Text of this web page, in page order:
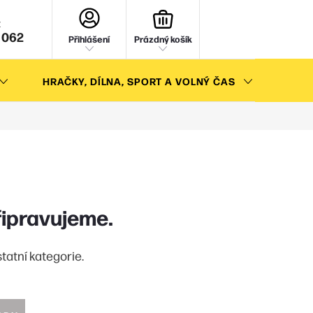
Přihlášení Prázdný košík
HRAČKY, DÍLNA, SPORT A VOLNÝ ČAS
kategorie.